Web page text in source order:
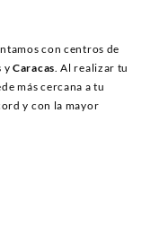
con centros de
yCaracas. Al realizar tu
más cercana a tu
y con la mayor